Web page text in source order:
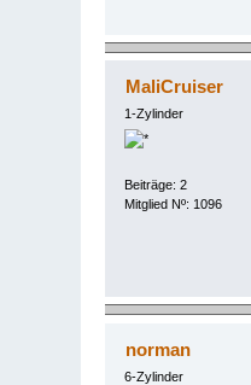
MaliCruiser
1-Zylinder
Beiträge: 2
Mitglied Nº: 1096
norman
6-Zylinder